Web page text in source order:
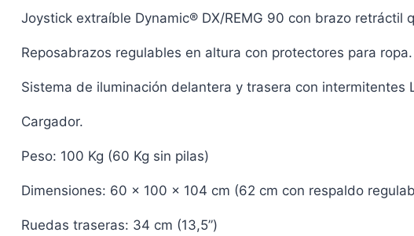
Joystick extraíble Dynamic® DX/REMG 90 con brazo retráctil
Reposabrazos regulables en altura con protectores para ropa.
Sistema de iluminación delantera y trasera con intermitentes
Cargador.
Peso: 100 Kg (60 Kg sin pilas)
Dimensiones: 60 x 100 x 104 cm (62 cm con respaldo
Ruedas traseras: 34 cm (13,5”)